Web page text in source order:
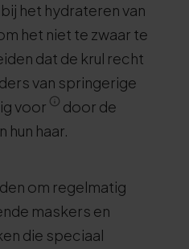
het hydrateren van
het niet te zwaar te
dat de krul recht
van springerige
voor
door de
hun haar.
om regelmatig
maskers en
die speciaal